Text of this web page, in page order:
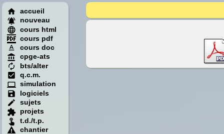
accueil
nouveau
cours html
cours pdf
cours doc
cpge-ats
bts/alter
q.c.m.
simulation
logiciels
sujets
projets
t.d./t.p.
chantier